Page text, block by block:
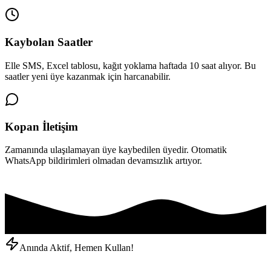
Kaybolan Saatler
Elle SMS, Excel tablosu, kağıt yoklama haftada 10 saat alıyor. Bu
saatler yeni üye kazanmak için harcanabilir.
Kopan İletişim
Zamanında ulaşılamayan üye kaybedilen üyedir. Otomatik
WhatsApp bildirimleri olmadan devamsızlık artıyor.
Anında Aktif, Hemen Kullan!